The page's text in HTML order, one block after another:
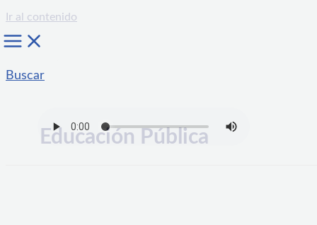
Ir al contenido
Buscar
Educación Pública